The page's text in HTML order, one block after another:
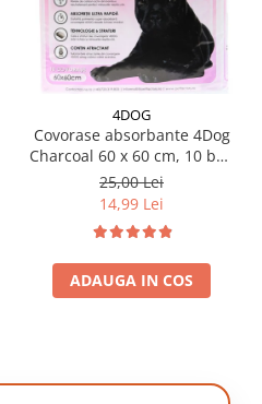
4DOG
Covorase absorbante 4Dog
Charcoal 60 x 60 cm, 10 buc
/ pachet
25,00 Lei
14,99 Lei
ADAUGA IN COS